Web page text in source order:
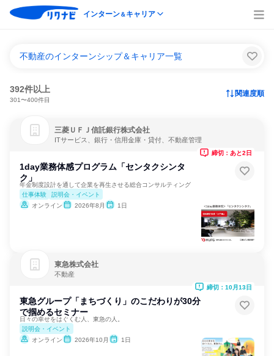
インターン＆キャリア
不動産のインターンシップ＆キャリア一覧
392件以上
301〜400件目
関連度順
三菱ＵＦＪ信託銀行株式会社
ITサービス、銀行・信用金庫・貸付、不動産管理
1day業務体感プログラム「センタクシンタ
ク」
年金制度設計を通して企業を再生させる総合コンサルティング
仕事体験
説明会・イベント
オンライン
2026年8月 1日
締切：あと2日
東急株式会社
不動産
東急グループ「まちづくり」のこだわりが30分
で掴めるセミナー
日々の幸せをはぐくむ人、東急の人。
説明会・イベント
オンライン
2026年10月 1日
締切：10月13日